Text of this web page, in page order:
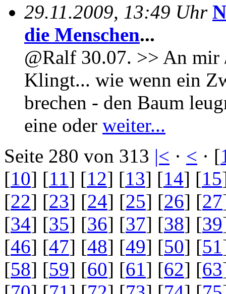
29.11.2009, 13:49 Uhr
die Menschen...
@Ralf 30.07. >> An
Klingt... wie wenn ein
brechen - den Baum
eine oder weiter...
Seite 280 von 313 |< · < · [
[10] [11] [12] [13] [14] [15
[22] [23] [24] [25] [26] [27
[34] [35] [36] [37] [38] [39
[46] [47] [48] [49] [50] [51
[58] [59] [60] [61] [62] [63